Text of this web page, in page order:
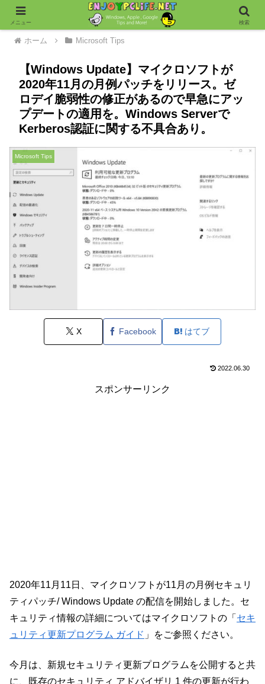
ホーム Microsoft Tips
【Windows Update】マイクロソフトが
2020年11月の月例パッチをリリース。ゼ
ロデイ脆弱性の修正があるので早急にアッ
プデートの適用を。Windows Serverで
Kerberos認証に関する不具合あり。
Microsoft Tips
X Facebook はてブ
2022.06.30
スポンサーリンク
2020年11月11日、マイクロソフトが11月の月例セキュリ
ティパッチ/ Windows Update の配信を開始しました。セ
キュリティ情報の詳細についてはマイクロソフトの「 セキ
ュリティ更新プログラム ガイド 」をご参照ください。
今月は、新規セキュリティ更新プログラムを公開すると共
に、既存のセキュリティ アドバイザリ 1 件の更新が行わ
メニュー 検索